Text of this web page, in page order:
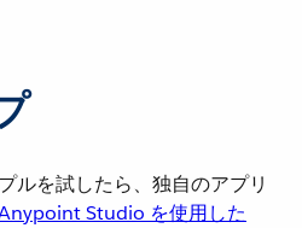
ルを試したら、独自のアプリ
Anypoint Studio を使用した